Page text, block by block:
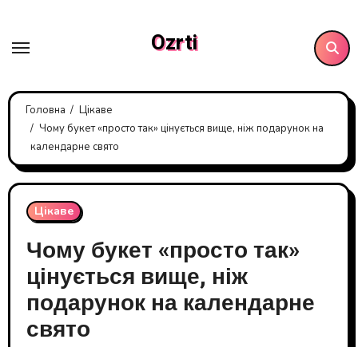
контенту
Ozrti
Головна
Цікаве
Чому букет «просто так» цінується вище, ніж подарунок на
календарне свято
Цікаве
Чому букет «просто так»
цінується вище, ніж
подарунок на календарне
свято